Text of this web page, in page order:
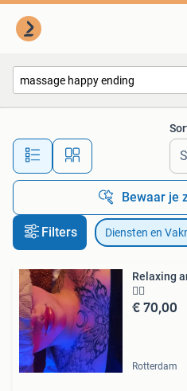
Alle
Bewaar je
Filters Diensten en
Relaxing
💆‍♀️
€ 70,00
Rotterdam